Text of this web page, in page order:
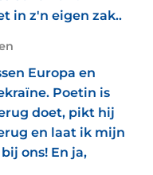
in z'n eigen zak..
Europa en
Poetin is
doet, pikt hij
en laat ik mijn
ons! En ja,